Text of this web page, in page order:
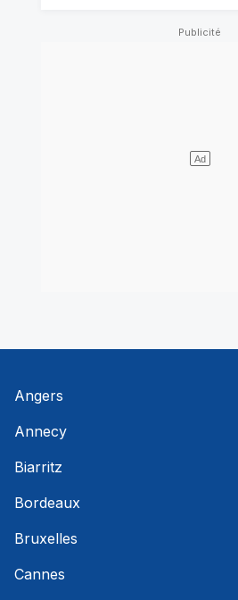
Angers
Annecy
Biarritz
Bordeaux
Bruxelles
Cannes